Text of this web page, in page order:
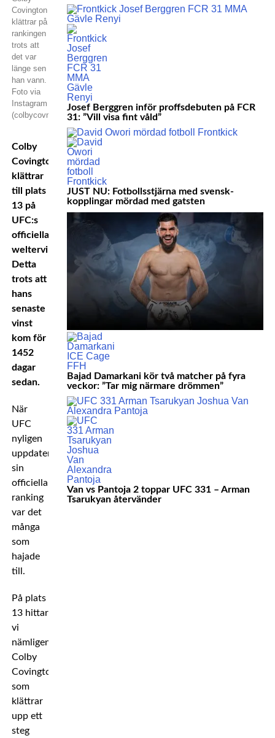
Covington
klättrar på
rankingen
trots att
det var
länge sen
han vann.
Foto via
Instagram
(colbycovmma)
Colby
Covington
klättrar
till plats
13 på
UFC:s
officiella
welterviktsrankingen.
Detta
trots att
hans
senaste
vinst
kom för
1452
dagar
sedan.
När
UFC
nyligen
uppdaterade
sin
officiella
ranking
var det
många
som
hajade
till.
På plats
13 hittar
vi
nämligen
Colby
Covington
som
klättrar
upp ett
steg
Josef Berggren inför proffsdebuten på FCR
31: ”Vill visa fint våld”
JUST NU: Fotbollsstjärna med svensk-
kopplingar mördad med gatsten
Bajad Damarkani kör två matcher på fyra
veckor: ”Tar mig närmare drömmen”
Van vs Pantoja 2 toppar UFC 331 – Arman
Tsarukyan återvänder